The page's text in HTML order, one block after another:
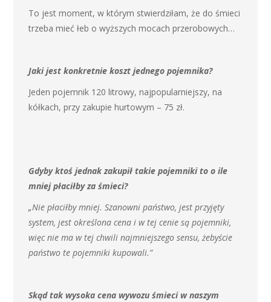
To jest moment, w którym stwierdziłam, że do śmieci
trzeba mieć łeb o wyższych mocach przerobowych…
Jaki jest konkretnie koszt jednego pojemnika?
Jeden pojemnik 120 litrowy, najpopularniejszy, na
kółkach, przy zakupie hurtowym – 75 zł.
Gdyby ktoś jednak zakupił takie pojemniki to o ile
mniej płaciłby za śmieci?
„Nie płaciłby mniej. Szanowni państwo, jest przyjęty
system, jest określona cena i w tej cenie są pojemniki,
więc nie ma w tej chwili najmniejszego sensu, żebyście
państwo te pojemniki kupowali.”
Skąd tak wysoka cena wywozu śmieci w naszym